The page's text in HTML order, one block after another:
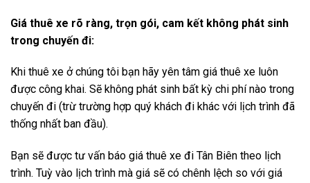
Giá thuê xe rõ ràng, trọn gói, cam kết không phát sinh
trong chuyến đi:
Khi thuê xe ở chúng tôi bạn hãy yên tâm giá thuê xe luôn
được công khai. Sẽ không phát sinh bất kỳ chi phí nào trong
chuyến đi (trừ trường hợp quý khách đi khác với lịch trình đã
thống nhất ban đầu).
Bạn sẽ được tư vấn báo giá thuê xe đi Tân Biên theo lịch
trình. Tuỳ vào lịch trình mà giá sẽ có chênh lệch so với giá